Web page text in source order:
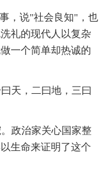
，说"社会良知"，也
礼的现代人以复杂
一个简单却热诚的
天，二曰地，三曰
政治家关心国家整
生命来证明了这个